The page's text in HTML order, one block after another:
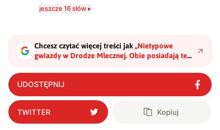
zdecydowanie częściej na tematy związane z nauką
także uprawiać oraz oglądać sport.
jeszcze 16 słów ▸
Chcesz czytać więcej treści jak „Nietypowe
gwiazdy w Drodze Mlecznej. Obie posiadają te
same właściwości"?
UDOSTĘPNIJ
TWITTER Kopiuj